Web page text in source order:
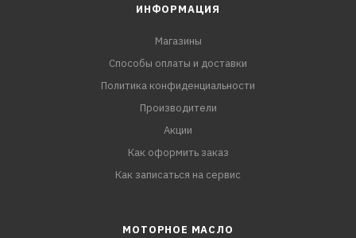
ИНФОРМАЦИЯ
Магазины
Способы оплаты и доставки
Политика конфиденциальности
Производители
Акции
Как оформить заказ
Как записаться на сервис
МОТОРНОЕ МАСЛО